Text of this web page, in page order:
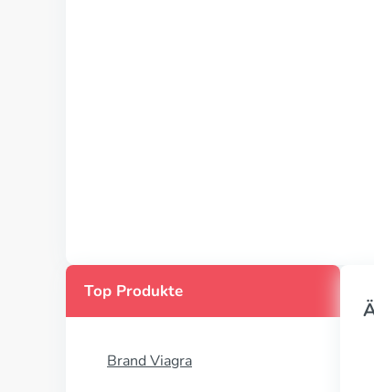
Top Produkte
Brand Viagra